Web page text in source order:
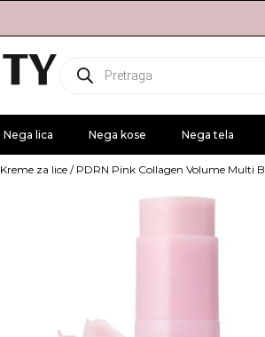
Products
search
Nega lica Nega kose Nega tela
Kreme za lice / PDRN Pink Collagen Volume Multi